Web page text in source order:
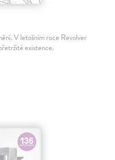
V letošním roce Revolver
existence.